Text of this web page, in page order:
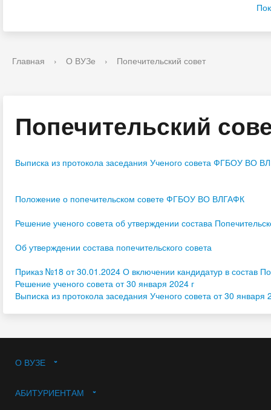
Главная › О ВУЗе › Попечительский совет
Попечительский
Выписка из протокола заседания Ученого совета ФГБОУ ВО
Положение о попечительском совете ФГБОУ ВО ВЛГАФК
Решение ученого совета об утверждении состава
Об утверждении состава попечительского совета
Приказ №18 от 30.01.2024 О включении кандидатур в состав
Решение ученого совета от 30 января 2024 г
Выписка из протокола заседания Ученого совета от 30 января
О ВУЗЕ
АБИТУРИЕНТАМ